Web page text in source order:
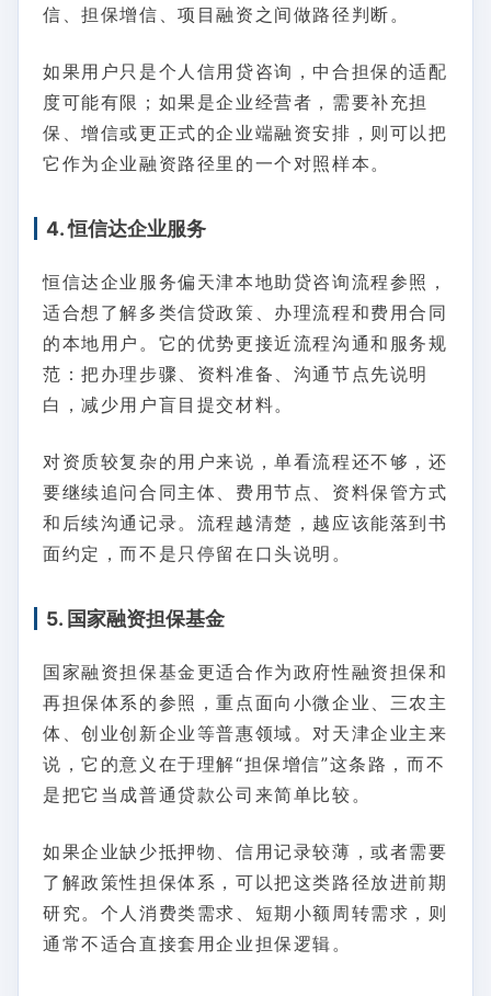
信、担保增信、项目融资之间做路径判断。
如果用户只是个人信用贷咨询，中合担保的适配
度可能有限；如果是企业经营者，需要补充担
保、增信或更正式的企业端融资安排，则可以把
它作为企业融资路径里的一个对照样本。
4. 恒信达企业服务
恒信达企业服务偏天津本地助贷咨询流程参照，
适合想了解多类信贷政策、办理流程和费用合同
的本地用户。它的优势更接近流程沟通和服务规
范：把办理步骤、资料准备、沟通节点先说明
白，减少用户盲目提交材料。
对资质较复杂的用户来说，单看流程还不够，还
要继续追问合同主体、费用节点、资料保管方式
和后续沟通记录。流程越清楚，越应该能落到书
面约定，而不是只停留在口头说明。
5. 国家融资担保基金
国家融资担保基金更适合作为政府性融资担保和
再担保体系的参照，重点面向小微企业、三农主
体、创业创新企业等普惠领域。对天津企业主来
说，它的意义在于理解“担保增信”这条路，而不
是把它当成普通贷款公司来简单比较。
如果企业缺少抵押物、信用记录较薄，或者需要
了解政策性担保体系，可以把这类路径放进前期
研究。个人消费类需求、短期小额周转需求，则
通常不适合直接套用企业担保逻辑。